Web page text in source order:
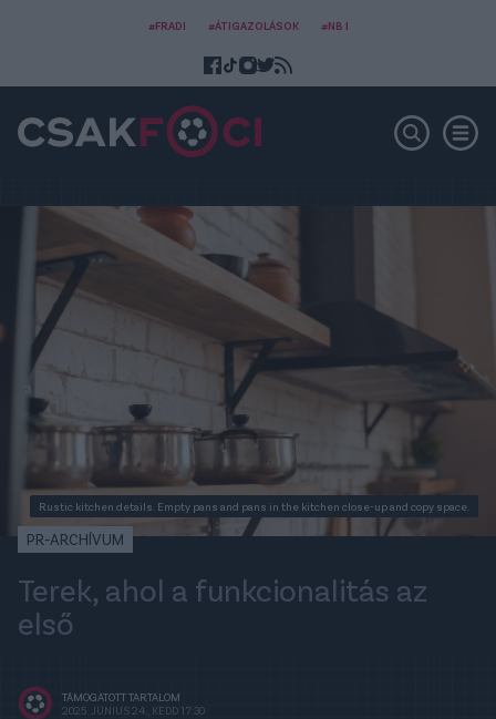
#FRADI #ÁTIGAZOLÁSOK #NB I
Rustic kitchen details. Empty pans and pans in the kitchen close-up and copy space.
PR-ARCHÍVUM
Terek, ahol a funkcionalitás az
első
TÁMOGATOTT TARTALOM
2025. JÚNIUS 24., KEDD 17:30